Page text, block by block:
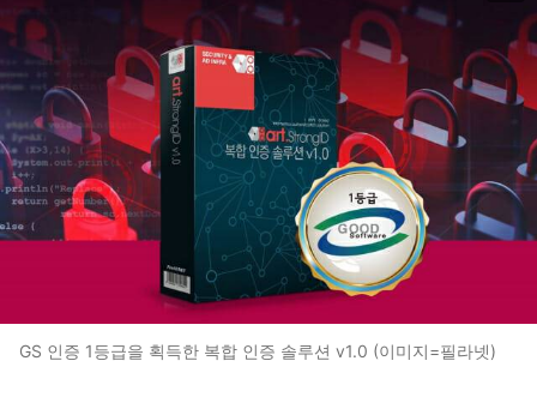
GS 인증 1등급을 획득한 복합 인증 솔루션 v1.0 (이미지=필라넷)